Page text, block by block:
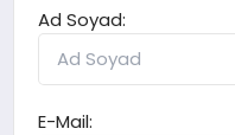
Ad Soyad:
E-Mail: